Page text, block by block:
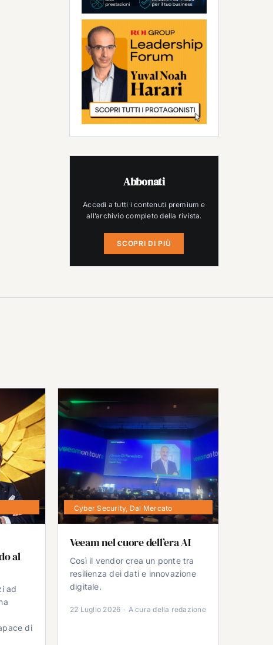
Abbonati
Accedi a tutti i contenuti premium e
all’archivio completo della rivista.
SCOPRI DI PIÙ
al
ad
di
Cyber Security, Dal Mercato
Veeam nel cuore dell’era AI
Così il vendor crea un ponte tra
resilienza dei dati e innovazione
digitale.
22 Luglio 2026 · A cura della redazione